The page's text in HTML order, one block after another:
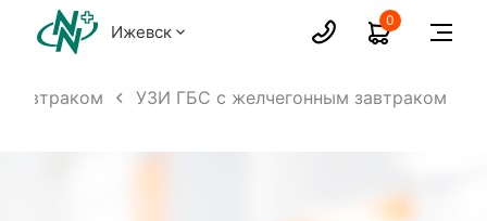
Ижевск
0
завтраком УЗИ ГБС с желчегонным завтраком